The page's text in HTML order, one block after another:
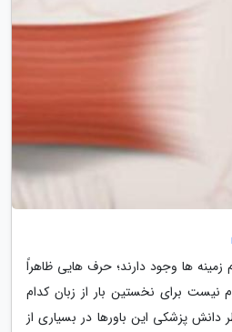
ها وجود دارند؛ حرف هایی ظاهراً
نیست برای نخستین بار از زبان کدام
دانش پزشکی این باورها در بسیاری از